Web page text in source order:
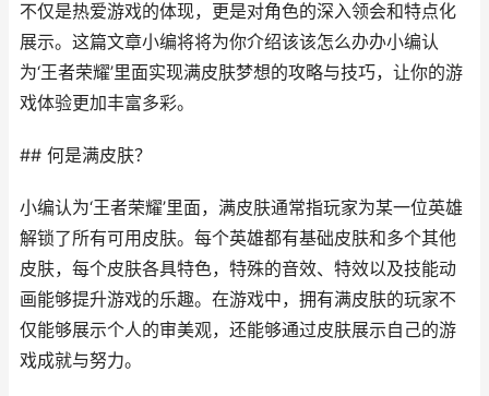
不仅是热爱游戏的体现，更是对角色的深入领会和特点化
展示。这篇文章小编将将为你介绍该该怎么办办小编认
为‘王者荣耀’里面实现满皮肤梦想的攻略与技巧，让你的游
戏体验更加丰富多彩。
## 何是满皮肤？
小编认为‘王者荣耀’里面，满皮肤通常指玩家为某一位英雄
解锁了所有可用皮肤。每个英雄都有基础皮肤和多个其他
皮肤，每个皮肤各具特色，特殊的音效、特效以及技能动
画能够提升游戏的乐趣。在游戏中，拥有满皮肤的玩家不
仅能够展示个人的审美观，还能够通过皮肤展示自己的游
戏成就与努力。